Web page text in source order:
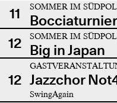
11 SOMMER IM
Bocciaturnier
12
SOMMER IM
Big in Japan
12 Jazzchor
SwingAgain